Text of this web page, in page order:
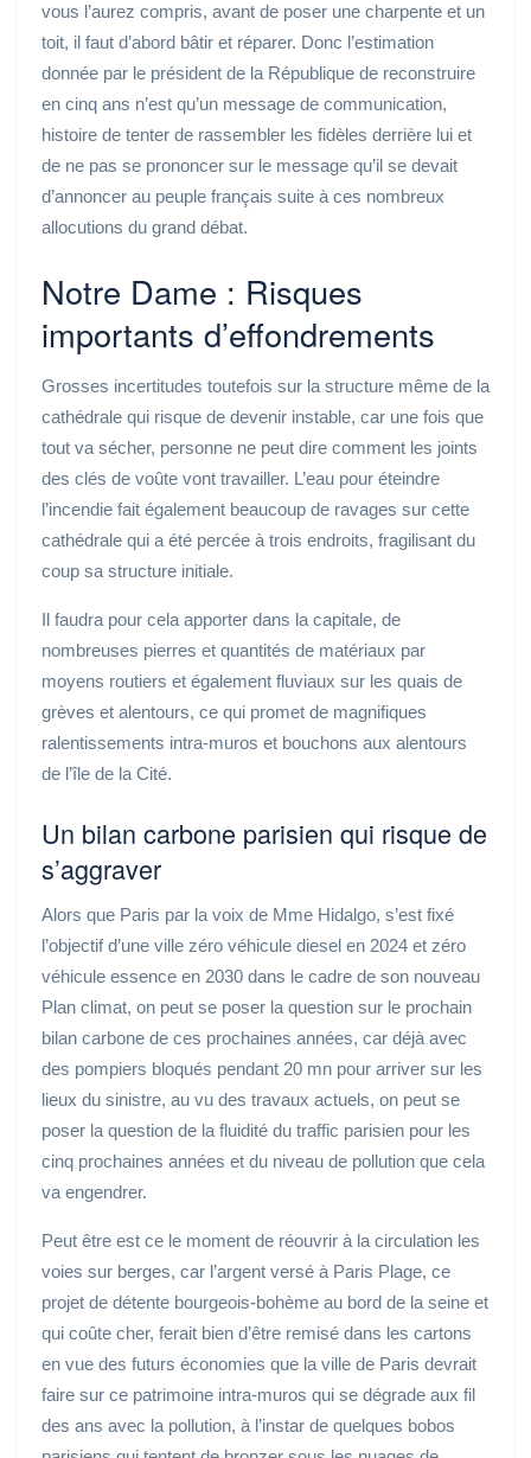
vous l’aurez compris, avant de poser une charpente et un
toit, il faut d’abord bâtir et réparer. Donc l’estimation
donnée par le président de la République de reconstruire
en cinq ans n’est qu’un message de communication,
histoire de tenter de rassembler les fidèles derrière lui et
de ne pas se prononcer sur le message qu’il se devait
d’annoncer au peuple français suite à ces nombreux
allocutions du grand débat.
Notre Dame : Risques
importants d’effondrements
Grosses incertitudes toutefois sur la structure même de la
cathédrale qui risque de devenir instable, car une fois que
tout va sécher, personne ne peut dire comment les joints
des clés de voûte vont travailler. L’eau pour éteindre
l’incendie fait également beaucoup de ravages sur cette
cathédrale qui a été percée à trois endroits, fragilisant du
coup sa structure initiale.
Il faudra pour cela apporter dans la capitale, de
nombreuses pierres et quantités de matériaux par
moyens routiers et également fluviaux sur les quais de
grèves et alentours, ce qui promet de magnifiques
ralentissements intra-muros et bouchons aux alentours
de l’île de la Cité.
Un bilan carbone parisien qui risque de
s’aggraver
Alors que Paris par la voix de Mme Hidalgo, s’est fixé
l’objectif d’une ville zéro véhicule diesel en 2024 et zéro
véhicule essence en 2030 dans le cadre de son nouveau
Plan climat, on peut se poser la question sur le prochain
bilan carbone de ces prochaines années, car déjà avec
des pompiers bloqués pendant 20 mn pour arriver sur les
lieux du sinistre, au vu des travaux actuels, on peut se
poser la question de la fluidité du traffic parisien pour les
cinq prochaines années et du niveau de pollution que cela
va engendrer.
Peut être est ce le moment de réouvrir à la circulation les
voies sur berges, car l’argent versé à Paris Plage, ce
projet de détente bourgeois-bohème au bord de la seine et
qui coûte cher, ferait bien d’être remisé dans les cartons
en vue des futurs économies que la ville de Paris devrait
faire sur ce patrimoine intra-muros qui se dégrade aux fil
des ans avec la pollution, à l’instar de quelques bobos